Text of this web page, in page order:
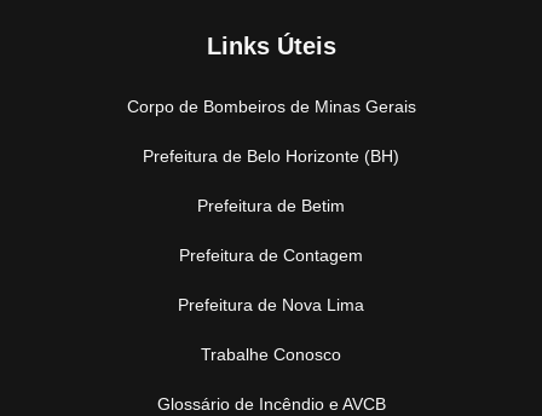
Links Úteis
Corpo de Bombeiros de Minas Gerais
Prefeitura de Belo Horizonte (BH)
Prefeitura de Betim
Prefeitura de Contagem
Prefeitura de Nova Lima
Trabalhe Conosco
Glossário de Incêndio e AVCB